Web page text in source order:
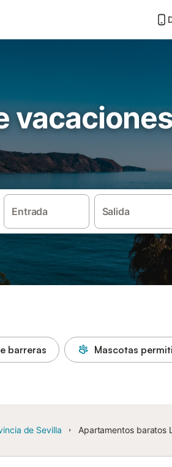
Entrada Salida
barreras Mascotas
de Sevilla Apartamentos baratos